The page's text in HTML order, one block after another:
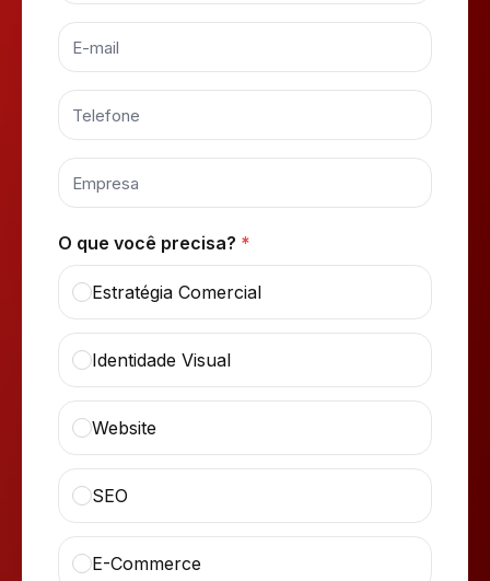
O que você precisa? *
Estratégia Comercial
Identidade Visual
Website
SEO
E-Commerce